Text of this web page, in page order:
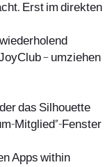
Erst im direkten
– umziehen
das Silhouette
Mitglied”-Fenster
Apps within